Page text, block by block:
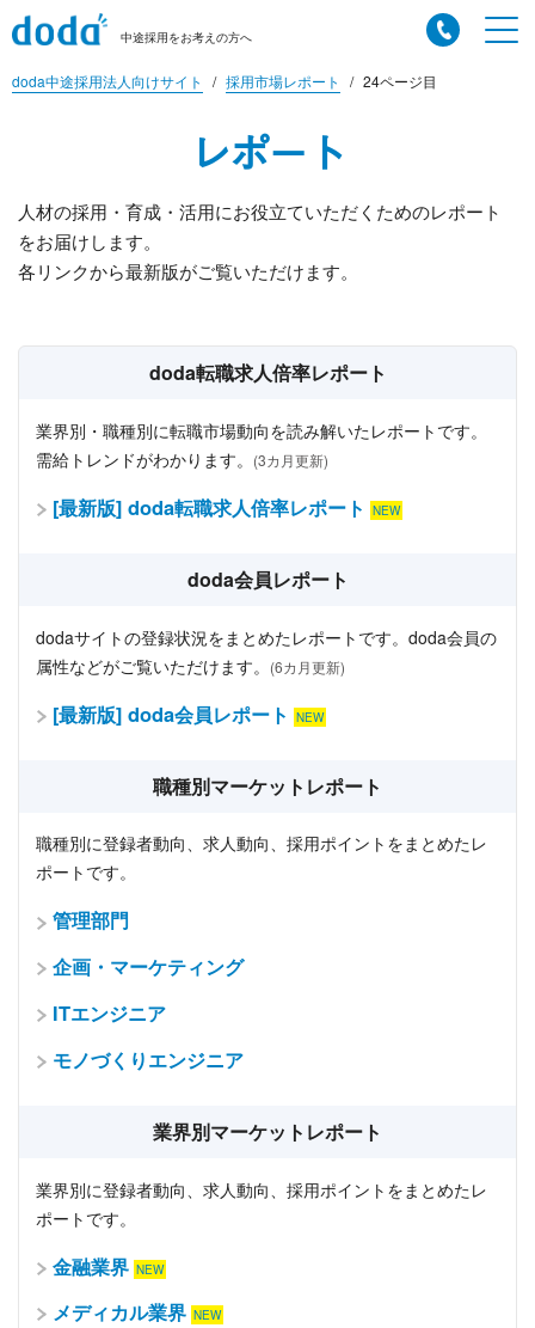
中途採用をお考えの方へ
doda中途採用法人向けサイト 採用市場レポート 24ページ目
レポート
人材の採用・育成・活用にお役立ていただくためのレポート
をお届けします。
各リンクから最新版がご覧いただけます。
doda転職求人倍率レポート
業界別・職種別に転職市場動向を読み解いたレポートです。
需給トレンドがわかります。
(3カ月更新)
[最新版] doda転職求人倍率レポート
doda会員レポート
dodaサイトの登録状況をまとめたレポートです。doda会員の
属性などがご覧いただけます。
(6カ月更新)
[最新版] doda会員レポート
職種別マーケットレポート
職種別に登録者動向、求人動向、採用ポイントをまとめたレ
ポートです。
管理部門
企画・マーケティング
ITエンジニア
モノづくりエンジニア
業界別マーケットレポート
業界別に登録者動向、求人動向、採用ポイントをまとめたレ
ポートです。
金融業界
メディカル業界